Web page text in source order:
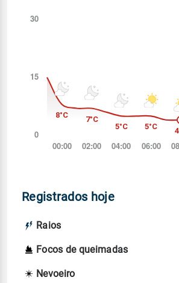
Registrados hoje
Raios
Focos de queimadas
Nevoeiro